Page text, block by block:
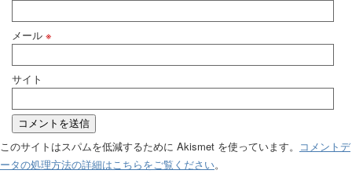
メール ※
サイト
このサイトはスパムを低減するために Akismet を使っています。 コメントデ
ータの処理方法の詳細はこちらをご覧ください。